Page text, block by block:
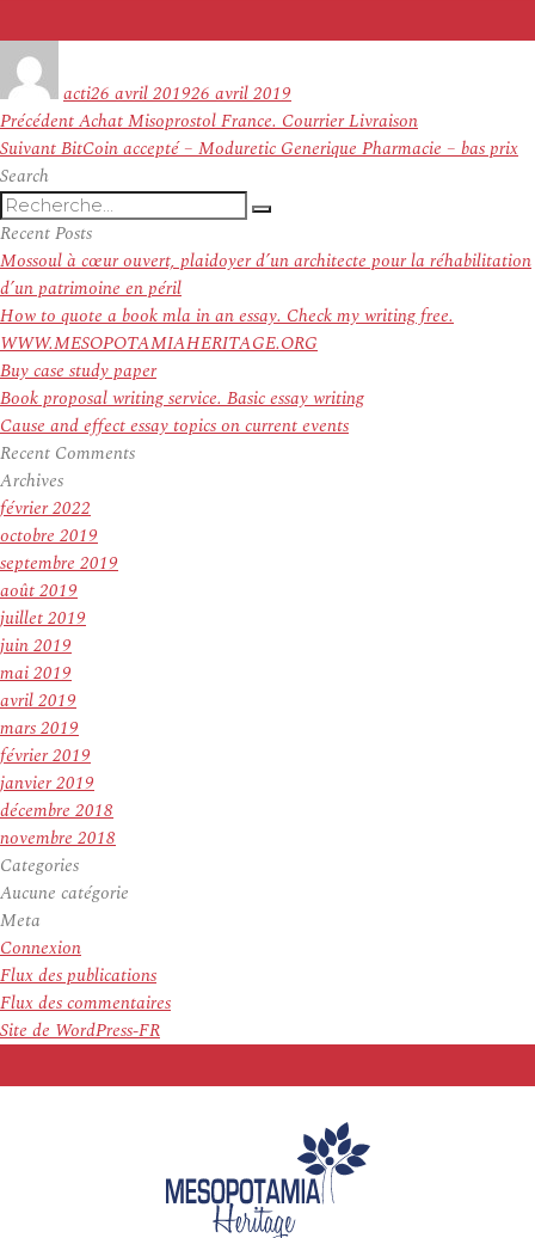
actile
26 avril 201926 avril 2019
Navigation
de
l’article
PrécédentArticle
précédent :
Achat Misoprostol France. Courrier Livraison
SuivantArticle
BitCoin accepté – Moduretic Generique Pharmacie – bas prix
Search
Recherche
pour
:
Recherche
Recent Posts
Mossoul à cœur ouvert, plaidoyer d’un architecte pour la réhabilitation
d’un patrimoine en péril
How to quote a book mla in an essay. Check my writing free.
WWW.MESOPOTAMIAHERITAGE.ORG
Buy case study paper
Book proposal writing service. Basic essay writing
Cause and effect essay topics on current events
Recent Comments
Archives
février 2022
octobre 2019
septembre 2019
août 2019
juillet 2019
juin 2019
mai 2019
avril 2019
mars 2019
février 2019
janvier 2019
décembre 2018
novembre 2018
Categories
Aucune catégorie
Meta
Connexion
Flux des publications
Flux des commentaires
Site de WordPress-FR